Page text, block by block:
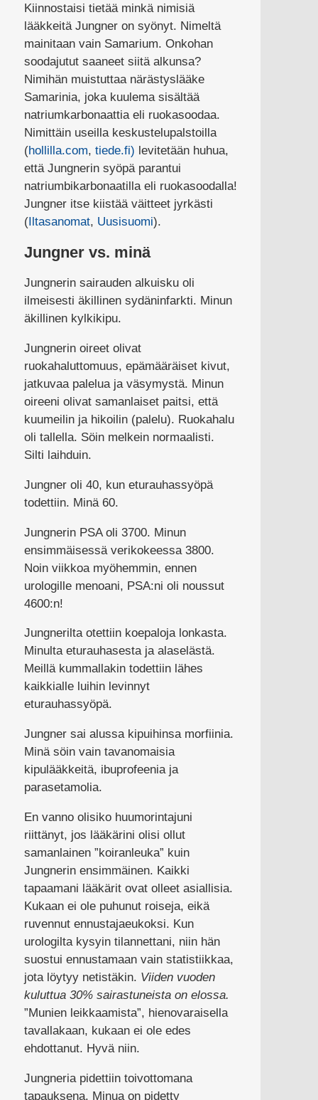
Kiinnostaisi tietää minkä nimisiä
lääkkeitä Jungner on syönyt. Nimeltä
mainitaan vain Samarium. Onkohan
soodajutut saaneet siitä alkunsa?
Nimihän muistuttaa närästyslääke
Samarinia, joka kuulema sisältää
natriumkarbonaattia eli ruokasoodaa.
Nimittäin useilla keskustelupalstoilla
(hollilla.com, tiede.fi) levitetään huhua,
että Jungnerin syöpä parantui
natriumbikarbonaatilla eli ruokasoodalla!
Jungner itse kiistää väitteet jyrkästi
(Iltasanomat, Uusisuomi).
Jungner vs. minä
Jungnerin sairauden alkuisku oli
ilmeisesti äkillinen sydäninfarkti. Minun
äkillinen kylkikipu.
Jungnerin oireet olivat
ruokahaluttomuus, epämääräiset kivut,
jatkuvaa palelua ja väsymystä. Minun
oireeni olivat samanlaiset paitsi, että
kuumeilin ja hikoilin (palelu). Ruokahalu
oli tallella. Söin melkein normaalisti.
Silti laihduin.
Jungner oli 40, kun eturauhassyöpä
todettiin. Minä 60.
Jungnerin PSA oli 3700. Minun
ensimmäisessä verikokeessa 3800.
Noin viikkoa myöhemmin, ennen
urologille menoani, PSA:ni oli noussut
4600:n!
Jungnerilta otettiin koepaloja lonkasta.
Minulta eturauhasesta ja alaselästä.
Meillä kummallakin todettiin lähes
kaikkialle luihin levinnyt
eturauhassyöpä.
Jungner sai alussa kipuihinsa morfiinia.
Minä söin vain tavanomaisia
kipulääkkeitä, ibuprofeenia ja
parasetamolia.
En vanno olisiko huumorintajuni
riittänyt, jos lääkärini olisi ollut
samanlainen ”koiranleuka” kuin
Jungnerin ensimmäinen. Kaikki
tapaamani lääkärit ovat olleet asiallisia.
Kukaan ei ole puhunut roiseja, eikä
ruvennut ennustajaeukoksi. Kun
urologilta kysyin tilannettani, niin hän
suostui ennustamaan vain statistiikkaa,
jota löytyy netistäkin. Viiden vuoden
kuluttua 30% sairastuneista on elossa.
”Munien leikkaamista”, hienovaraisella
tavallakaan, kukaan ei ole edes
ehdottanut. Hyvä niin.
Jungneria pidettiin toivottomana
tapauksena. Minua on pidetty